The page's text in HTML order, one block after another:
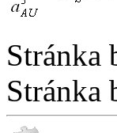
Stránka
Stránka